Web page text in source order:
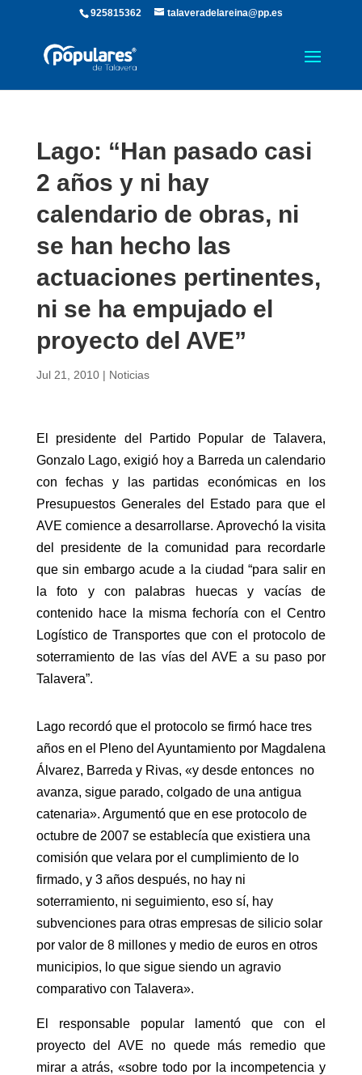
925815362 talaveradelareina@pp.es
Lago: “Han pasado casi
2 años y ni hay
calendario de obras, ni
se han hecho las
actuaciones pertinentes,
ni se ha empujado el
proyecto del AVE”
Jul 21, 2010| Noticias
El presidente del Partido Popular de Talavera,
Gonzalo Lago, exigió hoy a Barreda un calendario
con fechas y las partidas económicas en los
Presupuestos Generales del Estado para que el
AVE comience a desarrollarse. Aprovechó la visita
del presidente de la comunidad para recordarle
que sin embargo acude a la ciudad “para salir en
la foto y con palabras huecas y vacías de
contenido hace la misma fechoría con el Centro
Logístico de Transportes que con el protocolo de
soterramiento de las vías del AVE a su paso por
Talavera”.
Lago recordó que el protocolo se firmó hace tres
años en el Pleno del Ayuntamiento por Magdalena
Álvarez, Barreda y Rivas, «y desde entonces no
avanza, sigue parado, colgado de una antigua
catenaria». Argumentó que en ese protocolo de
octubre de 2007 se establecía que existiera una
comisión que velara por el cumplimiento de lo
firmado, y 3 años después, no hay ni
soterramiento, ni seguimiento, eso sí, hay
subvenciones para otras empresas de silicio solar
por valor de 8 millones y medio de euros en otros
municipios, lo que sigue siendo un agravio
comparativo con Talavera».
El responsable popular lamentó que con el
proyecto del AVE no quede más remedio que
mirar a atrás, «sobre todo por la incompetencia y